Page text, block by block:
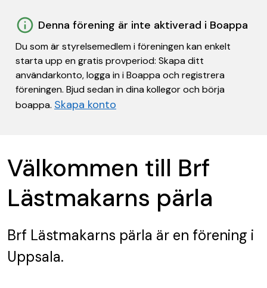
Denna förening är inte aktiverad i Boappa
Du som är styrelsemedlem i föreningen kan enkelt
starta upp en gratis provperiod: Skapa ditt
användarkonto, logga in i Boappa och registrera
föreningen. Bjud sedan in dina kollegor och börja
boappa. Skapa konto
Välkommen till Brf
Lästmakarns pärla
Brf Lästmakarns pärla är en förening i
Uppsala.